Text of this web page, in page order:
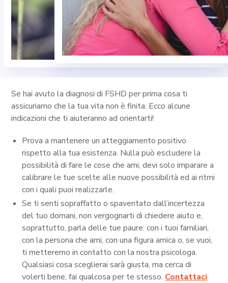
Se hai avuto la diagnosi di FSHD per prima cosa ti
assicuriamo che la tua vita non è finita. Ecco alcune
indicazioni che ti aiuteranno ad orientarti!
Prova a mantenere un atteggiamento positivo
rispetto alla tua esistenza. Nulla può escludere la
possibilità di fare le cose che ami, devi solo imparare a
calibrare le tue scelte alle nuove possibilità ed ai ritmi
con i quali puoi realizzarle.
Se ti senti sopraffatto o spaventato dall’incertezza
del tuo domani, non vergognarti di chiedere aiuto e,
soprattutto, parla delle tue paure: con i tuoi familiari,
con la persona che ami, con una figura amica o, se vuoi,
ti metteremo in contatto con la nostra psicologa.
Qualsiasi cosa sceglierai sarà giusta, ma cerca di
volerti bene, fai qualcosa per te stesso. Contattaci